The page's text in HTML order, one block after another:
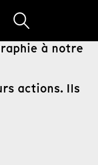
à notre
actions. Ils